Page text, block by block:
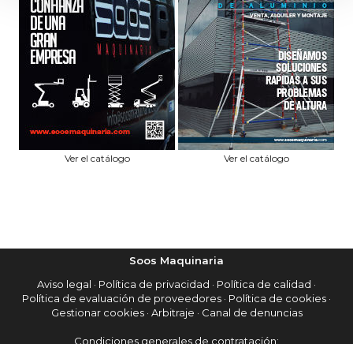
Ver el catálogo Ver el catálogo
Soos Maquinaria
Aviso legal · Política de privacidad · Política de calidad ·
Política de evaluación de proveedores · Política de cookies ·
Gestionar cookies· Arbitraje · Canal de denuncias
Condiciones generales de contratación: